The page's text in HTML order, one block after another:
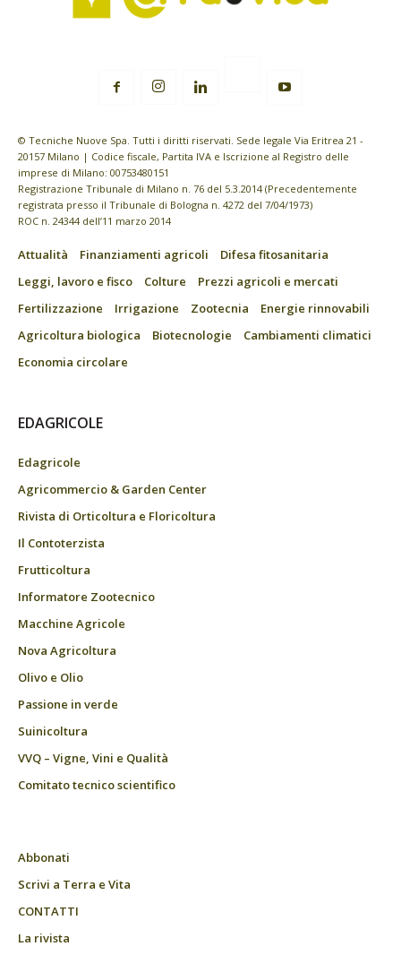
© Tecniche Nuove Spa. Tutti i diritti riservati. Sede legale Via Eritrea 21 -
20157 Milano | Codice fiscale, Partita IVA e Iscrizione al Registro delle
imprese di Milano: 00753480151
Registrazione Tribunale di Milano n. 76 del 5.3.2014 (Precedentemente
registrata presso il Tribunale di Bologna n. 4272 del 7/04/1973)
ROC n. 24344 dell’11 marzo 2014
Attualità Finanziamenti agricoli
Difesa fitosanitaria
Leggi, lavoro e fisco
Colture
Prezzi agricoli e mercati
Fertilizzazione
Irrigazione Zootecnia
Energie rinnovabili
Agricoltura biologica
Biotecnologie
Cambiamenti climatici
Economia circolare
EDAGRICOLE
Edagricole
Agricommercio & Garden Center
Rivista di Orticoltura e Floricoltura
Il Contoterzista
Frutticoltura
Informatore Zootecnico
Macchine Agricole
Nova Agricoltura
Olivo e Olio
Passione in verde
Suinicoltura
VVQ – Vigne, Vini e Qualità
Comitato tecnico scientifico
Abbonati
Scrivi a Terra e Vita
CONTATTI
La rivista